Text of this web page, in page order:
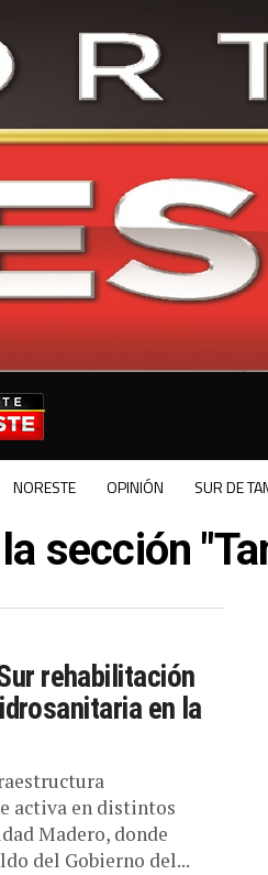
NORESTE OPINIÓN SUR DE
sección
rehabilitación
en la
activa en distintos
Madero, donde
del Gobierno del...